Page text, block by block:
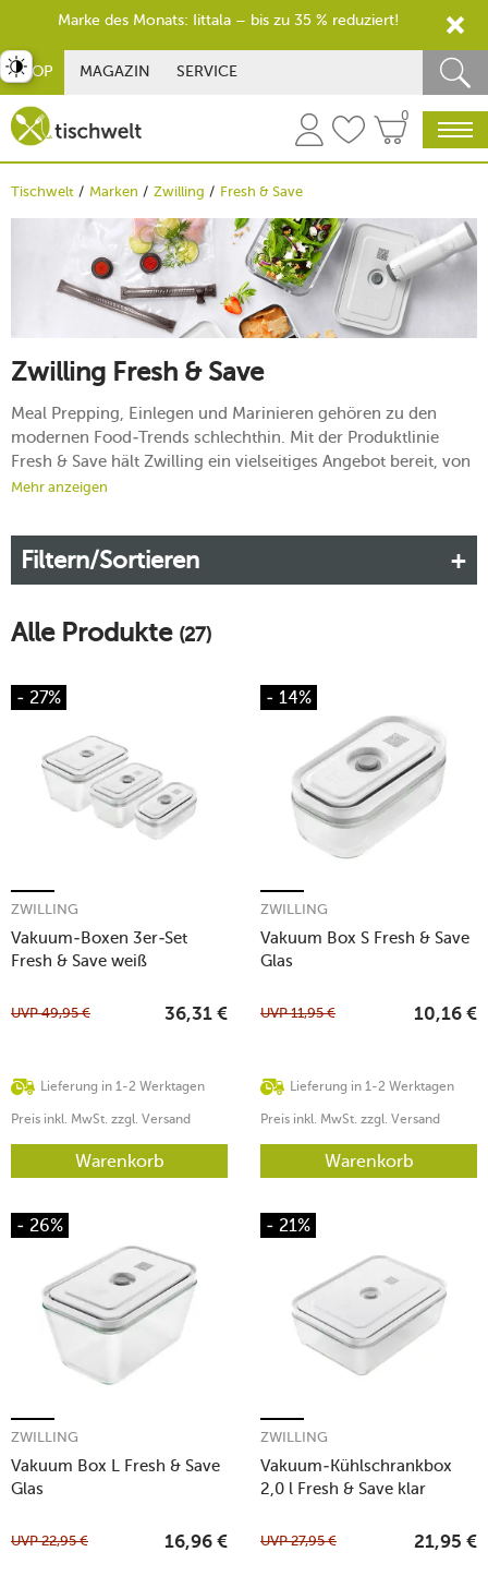
SHOP MAGAZIN SERVICE
0
Tischwelt Marken Zwilling Fresh & Save
Zwilling Fresh & Save
Meal Prepping, Einlegen und Marinieren gehören zu den
modernen Food-Trends schlechthin. Mit der Produktlinie
Fresh & Save hält Zwilling ein vielseitiges Angebot bereit, von
dem Sie in puncto Frische, Gesundheit und Raffinesse
und gut organisiertwie mit Zwilling Fresh & Save.
Mehr erfahren!
Mehr anzeigen
Filtern/Sortieren
Alle Produkte (27)
- 27%
Vakuum-Boxen 3er-Set
Fresh & Save weiß
ZWILLING
Lieferung in 1-2 Werktagen
UVP49,95 € 36,31 €
Preis inkl. MwSt. zzgl. Versand
Warenkorb
- 14%
Vakuum Box S Fresh & Save
Glas
ZWILLING
Lieferung in 1-2 Werktagen
UVP11,95 € 10,16 €
Preis inkl. MwSt. zzgl. Versand
Warenkorb
- 26%
Vakuum Box L Fresh & Save
Glas
ZWILLING
UVP22,95 € 16,96 €
- 21%
Vakuum-Kühlschrankbox
2,0 l Fresh & Save klar
ZWILLING
UVP27,95 € 21,95 €
umschalten
Marke des Monats: Iittala – bis zu 35 % reduziert!